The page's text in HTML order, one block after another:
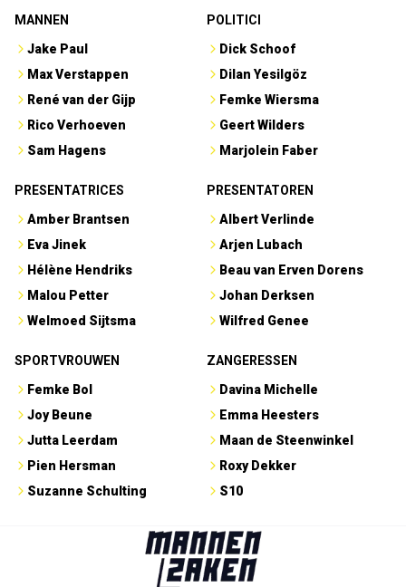
MANNEN
Jake Paul
Max Verstappen
René van der Gijp
Rico Verhoeven
Sam Hagens
POLITICI
Dick Schoof
Dilan Yesilgöz
Femke Wiersma
Geert Wilders
Marjolein Faber
PRESENTATRICES
Amber Brantsen
Eva Jinek
Hélène Hendriks
Malou Petter
Welmoed Sijtsma
PRESENTATOREN
Albert Verlinde
Arjen Lubach
Beau van Erven Dorens
Johan Derksen
Wilfred Genee
SPORTVROUWEN
Femke Bol
Joy Beune
Jutta Leerdam
Pien Hersman
Suzanne Schulting
ZANGERESSEN
Davina Michelle
Emma Heesters
Maan de Steenwinkel
Roxy Dekker
S10